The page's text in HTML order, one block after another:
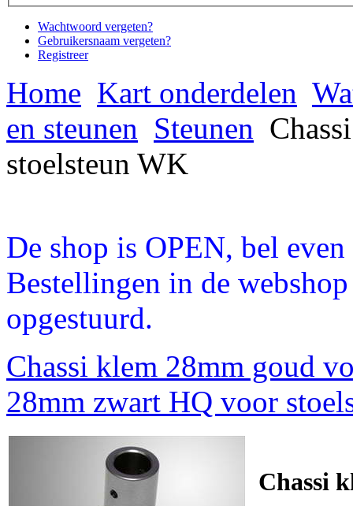
Wachtwoord vergeten?
Gebruikersnaam vergeten?
Registreer
Home Kart onderdelen
en steunen Steunen
stoelsteun WK
De shop is OPEN, bel
Bestellingen in de
opgestuurd.
Chassi klem 28mm goud
28mm zwart HQ voor
Chassi